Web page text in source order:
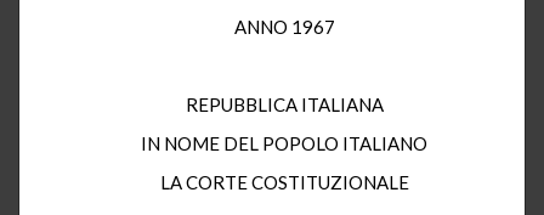
ANNO 1967
REPUBBLICA ITALIANA
IN NOME DEL POPOLO ITALIANO
LA CORTE COSTITUZIONALE